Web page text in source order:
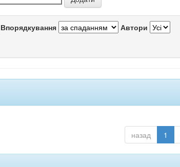
Впорядкування Автори
назад 1